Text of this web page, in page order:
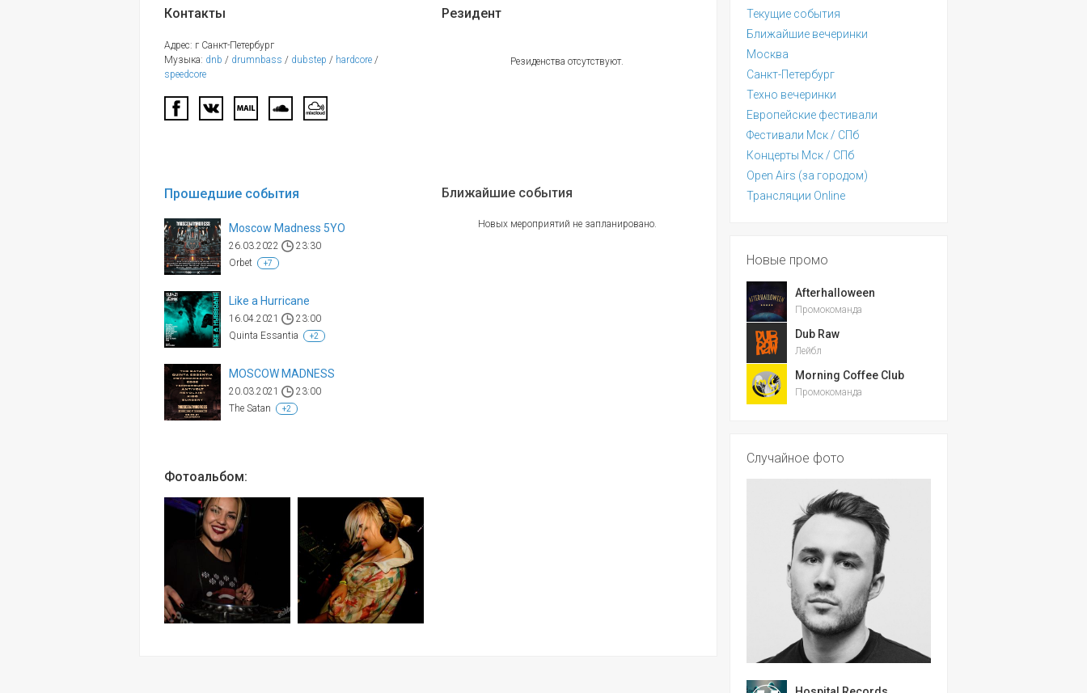
Контакты
Адрес: г Санкт-Петербург
Музыка: dnb / drumnbass / dubstep / hardcore /
speedcore
Резидент
Резиденства отсутствуют.
Прошедшие события
Moscow Madness 5YO
26.03.2022
23:30
Orbet
+7
Like a Hurricane
16.04.2021
23:00
Quinta Essantia
+2
MOSCOW MADNESS
20.03.2021
23:00
The Satan
+2
Ближайшие события
Новых мероприятий не запланировано.
Фотоальбом:
Текущие события
Ближайшие вечеринки
Москва
Санкт-Петербург
Техно вечеринки
Европейские фестивали
Фестивали Мск / СПб
Концерты Мск / СПб
Open Airs (за городом)
Трансляции Online
Новые промо
Afterhalloween
Промокоманда
Dub Raw
Лейбл
Morning Coffee Club
Промокоманда
Случайное фото